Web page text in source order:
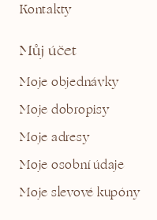
Kontakty
Můj účet
Moje objednávky
Moje dobropisy
Moje adresy
Moje osobní údaje
Moje slevové kupóny